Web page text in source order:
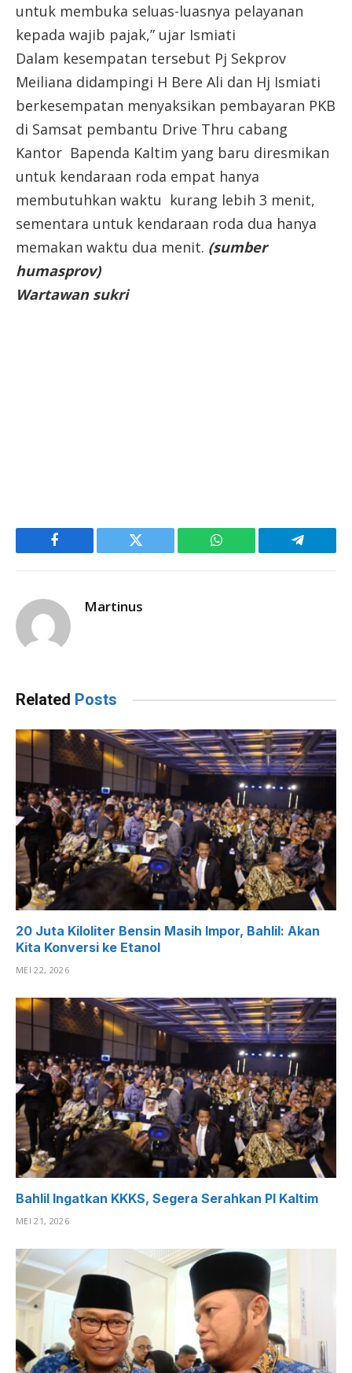
untuk membuka seluas-luasnya pelayanan
kepada wajib pajak,” ujar Ismiati
Dalam kesempatan tersebut Pj Sekprov
Meiliana didampingi H Bere Ali dan Hj Ismiati
berkesempatan menyaksikan pembayaran PKB
di Samsat pembantu Drive Thru cabang
Kantor Bapenda Kaltim yang baru diresmikan
untuk kendaraan roda empat hanya
membutuhkan waktu kurang lebih 3 menit,
sementara untuk kendaraan roda dua hanya
memakan waktu dua menit. (sumber
humasprov)
Wartawan sukri
Facebook Twitter WhatsApp Telegram
Martinus
Related Posts
20 Juta Kiloliter Bensin Masih Impor, Bahlil: Akan
Kita Konversi ke Etanol
MEI 22, 2026
Bahlil Ingatkan KKKS, Segera Serahkan PI Kaltim
MEI 21, 2026